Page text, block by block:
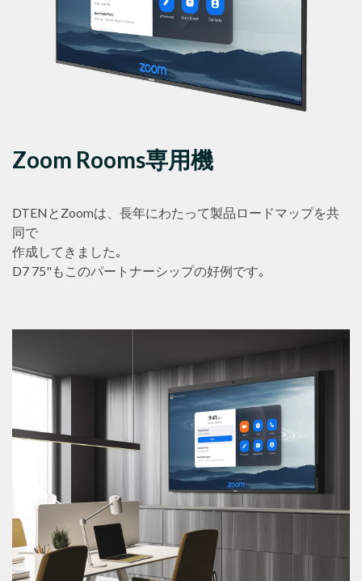
Zoom Rooms専用機
DTENとZoomは、長年にわたって製品ロードマップを共
同で
作成してきました｡
D7 75"もこのパートナーシップの好例です｡